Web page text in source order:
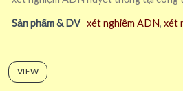
Sản phẩm & DV xét nghiệm ADN, xét
VIEW